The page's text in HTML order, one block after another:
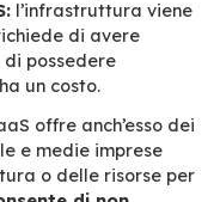
la
varietà di scenari
con